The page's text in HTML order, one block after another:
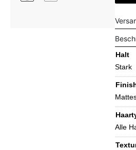
Halt
Stark
Alle